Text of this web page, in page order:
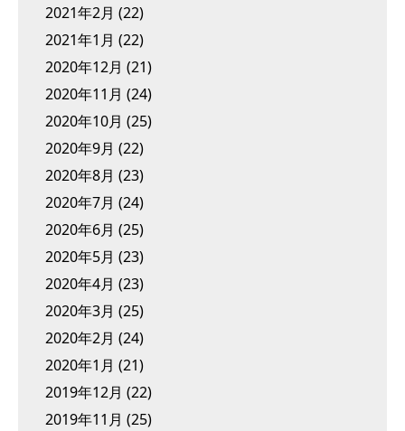
2021年2月 (22)
2021年1月 (22)
2020年12月 (21)
2020年11月 (24)
2020年10月 (25)
2020年9月 (22)
2020年8月 (23)
2020年7月 (24)
2020年6月 (25)
2020年5月 (23)
2020年4月 (23)
2020年3月 (25)
2020年2月 (24)
2020年1月 (21)
2019年12月 (22)
2019年11月 (25)